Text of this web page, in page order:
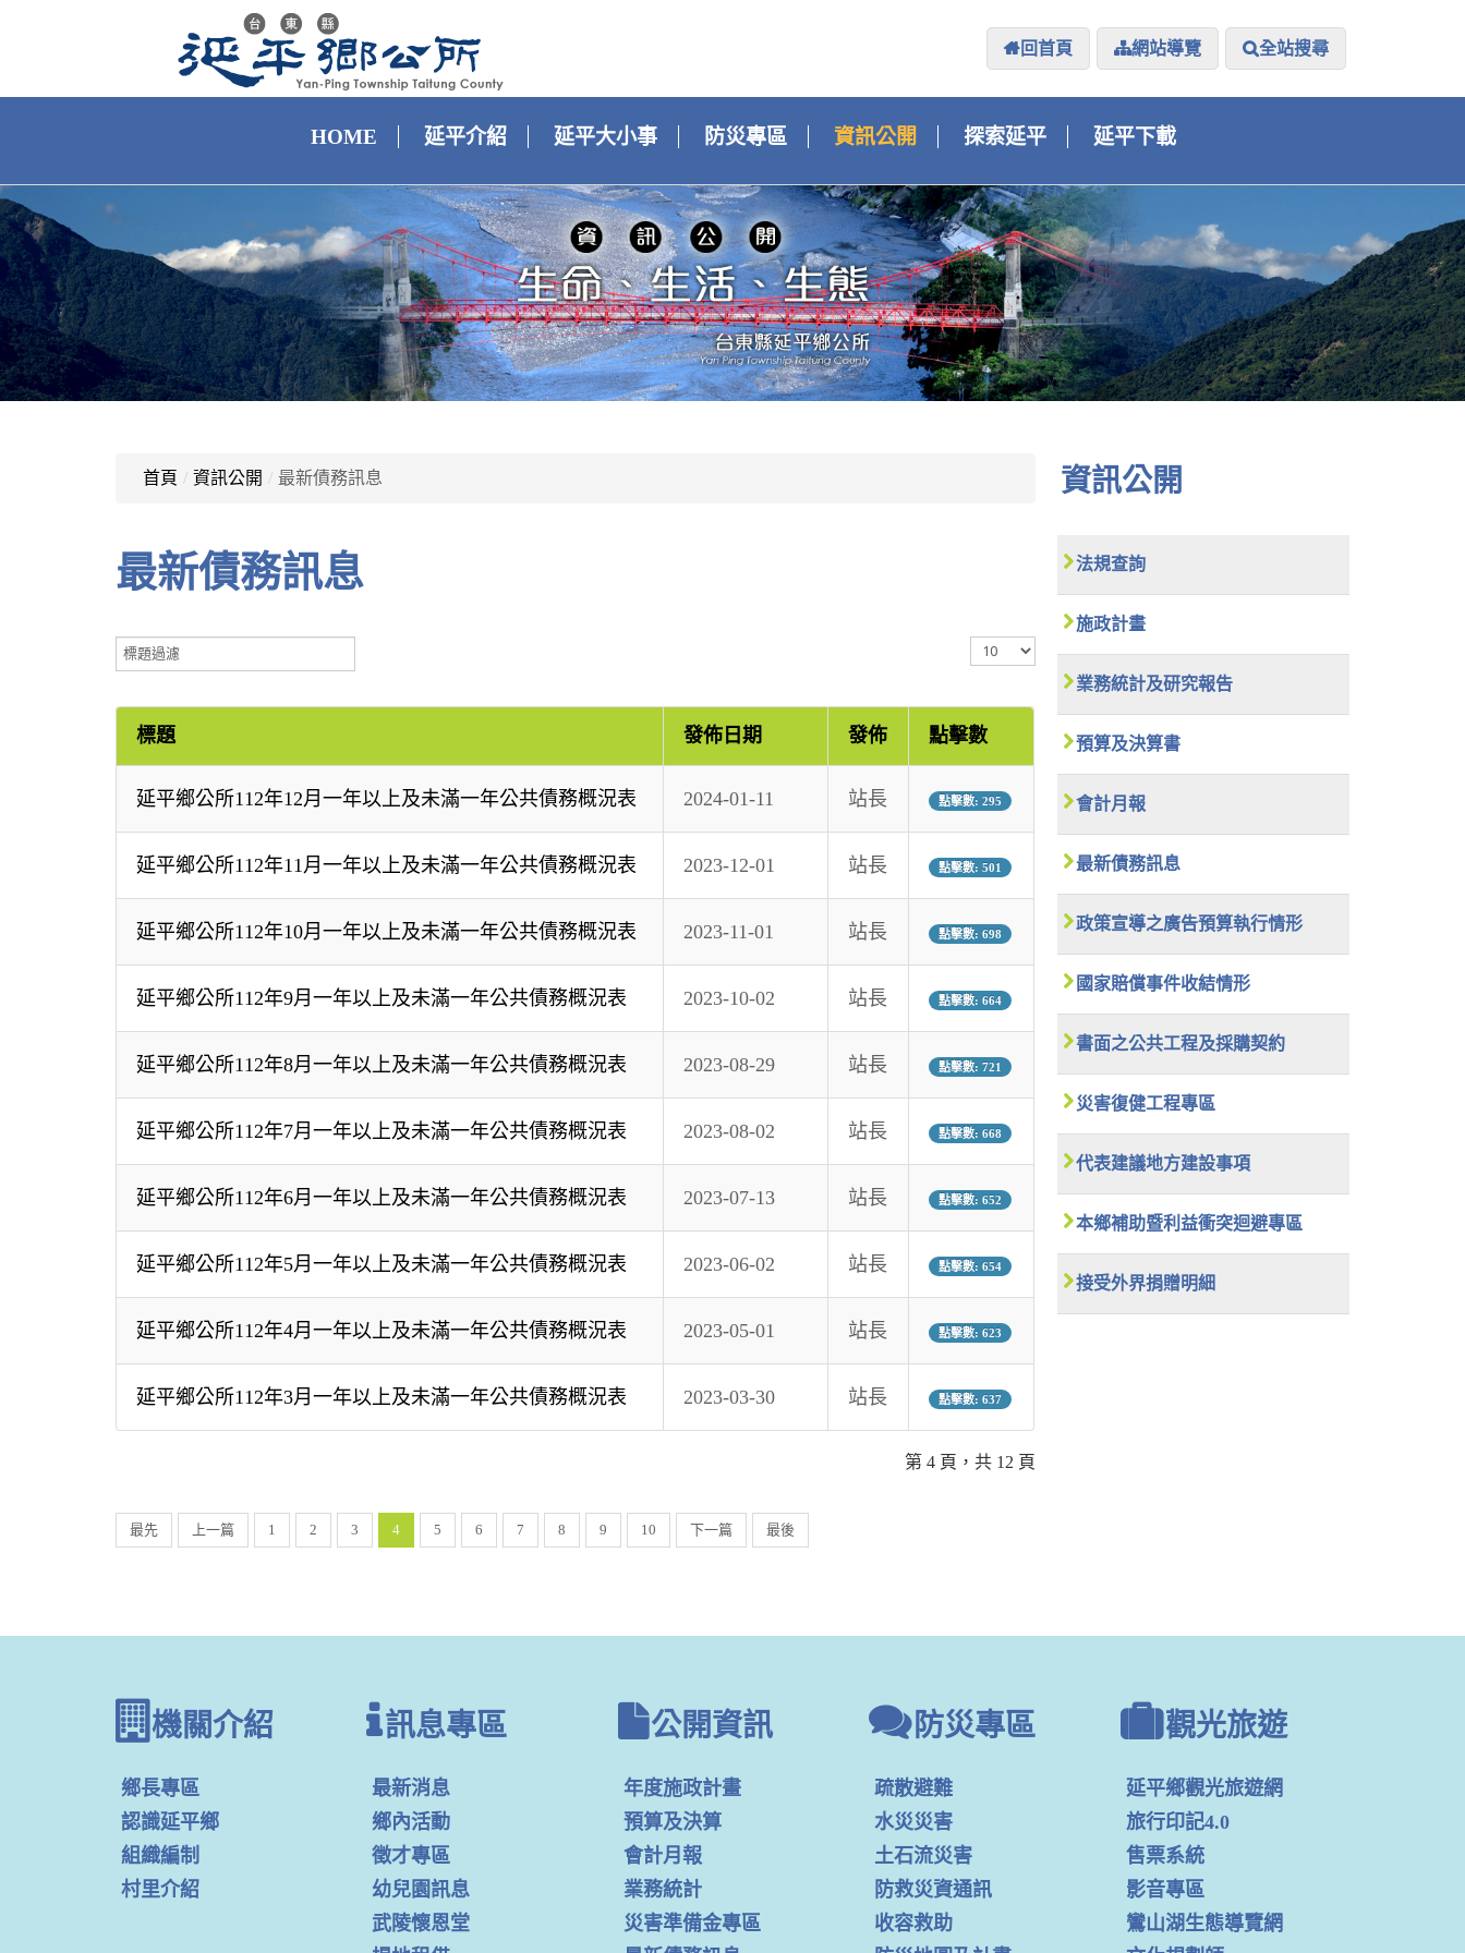
回首頁 網站導覽 全站搜尋
HOME 延平介紹 延平大小事 防災專區 資訊公開 探索延平 延平下載
首頁 / 資訊公開 / 最新債務訊息
最新債務訊息
標
題
顯
示
標題 發佈日期 發佈 點擊數
延平鄉公所112年12月一年以上及未滿一年公共債務概況表 2024-01-11 站長 點擊數: 295
延平鄉公所112年11月一年以上及未滿一年公共債務概況表 2023-12-01 站長 點擊數: 501
延平鄉公所112年10月一年以上及未滿一年公共債務概況表 2023-11-01 站長 點擊數: 698
延平鄉公所112年9月一年以上及未滿一年公共債務概況表 2023-10-02 站長 點擊數: 664
延平鄉公所112年8月一年以上及未滿一年公共債務概況表 2023-08-29 站長 點擊數: 721
延平鄉公所112年7月一年以上及未滿一年公共債務概況表 2023-08-02 站長 點擊數: 668
延平鄉公所112年6月一年以上及未滿一年公共債務概況表 2023-07-13 站長 點擊數: 652
延平鄉公所112年5月一年以上及未滿一年公共債務概況表 2023-06-02 站長 點擊數: 654
延平鄉公所112年4月一年以上及未滿一年公共債務概況表 2023-05-01 站長 點擊數: 623
延平鄉公所112年3月一年以上及未滿一年公共債務概況表 2023-03-30 站長 點擊數: 637
第 4 頁，共 12 頁
最先 上一篇 1 2 3 4 5 6 7 8 9 10 下一篇 最後
資訊公開
法規查詢
施政計畫
業務統計及研究報告
預算及決算書
會計月報
最新債務訊息
政策宣導之廣告預算執行情形
國家賠償事件收結情形
書面之公共工程及採購契約
災害復健工程專區
代表建議地方建設事項
本鄉補助暨利益衝突迴避專區
接受外界捐贈明細
機關介紹
鄉長專區
認識延平鄉
組織編制
村里介紹
訊息專區
最新消息
鄉內活動
徵才專區
幼兒園訊息
武陵懷恩堂
公開資訊
年度施政計畫
預算及決算
會計月報
業務統計
災害準備金專區
防災專區
疏散避難
水災災害
土石流災害
防救災資通訊
收容救助
觀光旅遊
延平鄉觀光旅遊網
旅行印記4.0
售票系統
影音專區
鸞山湖生態導覽網